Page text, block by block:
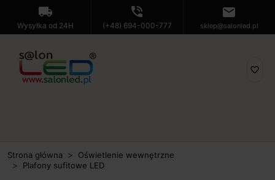
local_shipping
Wysyłka od 24H
phone_in_talk
(+48) 694-000-777
mail
sklep@salonled.pl
favorite_border
Strona główna
Oświetlenie wewnętrzne
Plafony sufitowe LED